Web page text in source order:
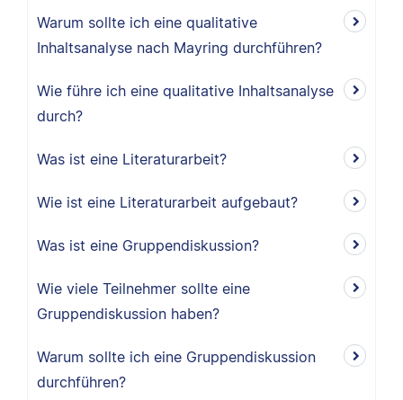
Warum sollte ich eine qualitative
Inhaltsanalyse nach Mayring durchführen?
Wie führe ich eine qualitative Inhaltsanalyse
durch?
Was ist eine Literaturarbeit?
Wie ist eine Literaturarbeit aufgebaut?
Was ist eine Gruppendiskussion?
Wie viele Teilnehmer sollte eine
Gruppendiskussion haben?
Warum sollte ich eine Gruppendiskussion
durchführen?